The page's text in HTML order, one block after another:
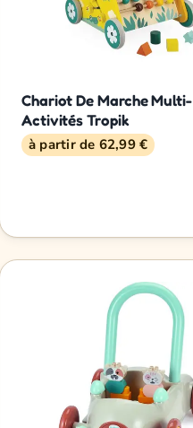
Chariot De Marche Multi-
Activités Tropik
à partir de 62,99 €